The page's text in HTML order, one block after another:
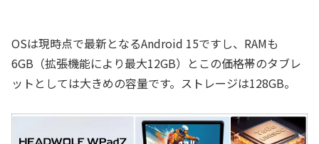
OSは現時点で最新となるAndroid 15ですし、RAMも
6GB（拡張機能により最大12GB）とこの価格帯のタブレ
ットとしては大きめの容量です。ストレージは128GB。